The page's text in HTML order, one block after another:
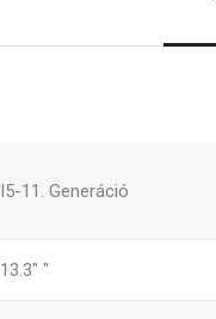
I5-11. Generáció
13.3" "